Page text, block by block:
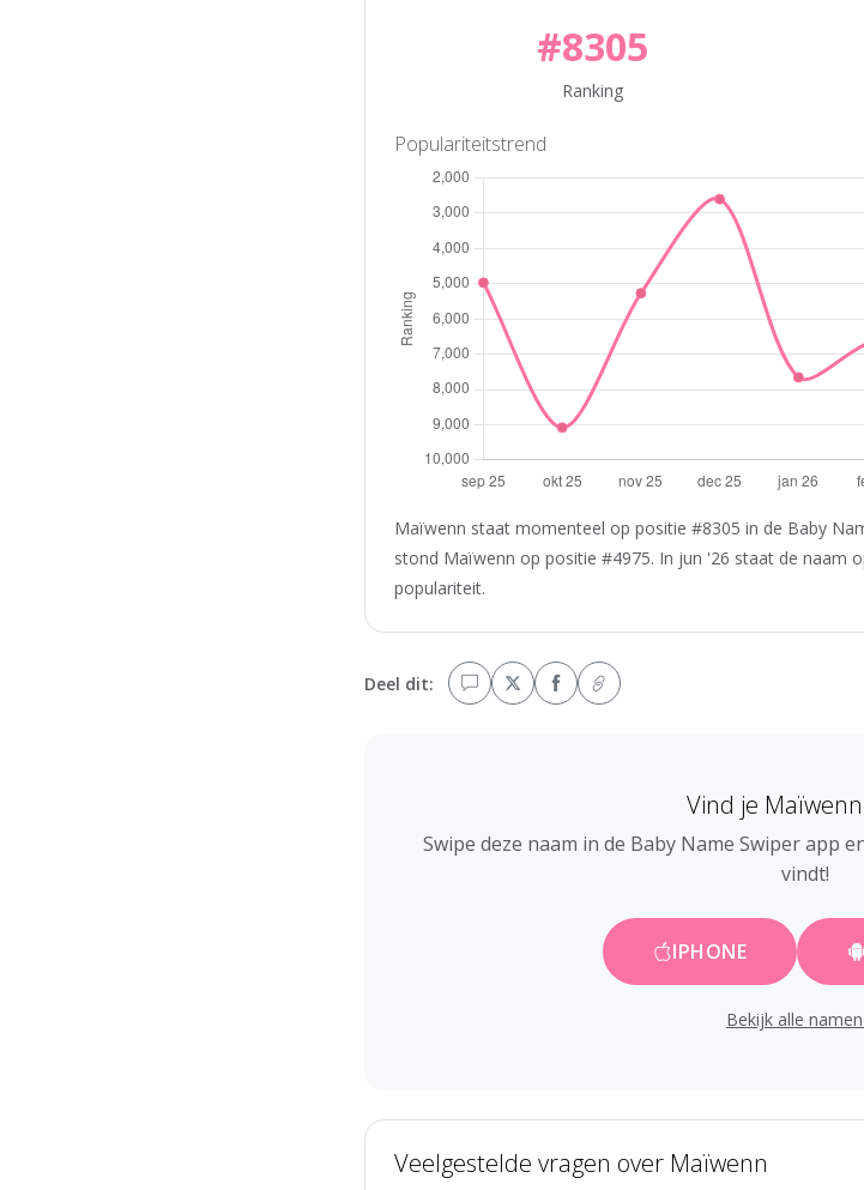
#8305
Ranking
Populariteitstrend
Maïwenn staat momenteel op positie #8305 in de Baby
stond Maïwenn op positie #4975. In jun '26 staat de naam
populariteit.
Deel dit:
Vind je
Swipe deze naam in de Baby Name Swiper app
vindt!
IPHONE
Bekijk alle
Veelgestelde vragen over Maïwenn